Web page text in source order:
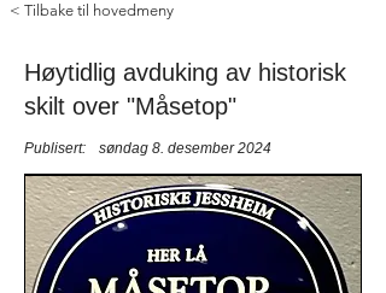
< Tilbake til hovedmeny
Høytidlig avduking av historisk
skilt over "Måsetop"
Publisert: søndag 8. desember 2024